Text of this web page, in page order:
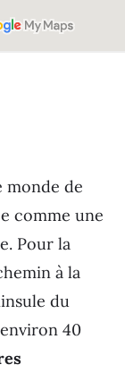
monde de
comme une
Pour la
à la
du
40